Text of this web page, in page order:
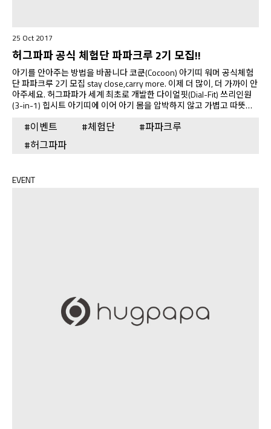
25 Oct 2017
허그파파 공식 체험단 파파크루 2기 모집!!
아기를 안아주는 방법을 바꿉니다 코쿤(Cocoon) 아기띠 워머 공식체험
단 파파크루 2기 모집 stay close,carry more. 이제 더 많이, 더 가까이 안
아주세요. 허그파파가 세계 최초로 개발한 다이얼핏(Dial-Fit) 쓰리인원
(3-in-1) 힙시트 아기띠에 이어 아기 몸을 압박하지 않고 가볍고 따뜻하
는 기회를 드립니다! 라이트 그레이 제품 보기 차콜 제품 보기 이벤트안
내 응모기간 : 10월25일 - 10월 31일 당첨자발표 : 11월 1일 체험제품 :
코쿤 베이비 캐리어 워머 활동내용 : 아래 상세 내용 참조 모집인원 : 총
파의 이벤트 피드를…
#이벤트 #체험단
#파파크루
#허그파파
EVENT